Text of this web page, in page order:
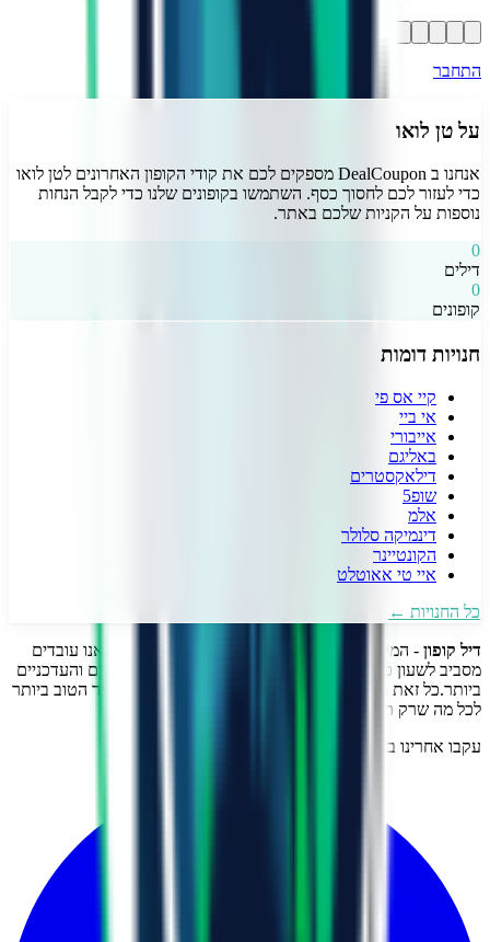
התחבר
על טן לואו
אנחנו ב DealCoupon מספקים לכם את קודי הקופון האחרונים ל
טן לואו
כדי לעזור לכם לחסוך כסף. השתמשו בקופונים שלנו כדי לקבל הנחות
נוספות על הקניות שלכם באתר.
0
דילים
0
קופונים
חנויות דומות
קיי אס פי
אי ביי
אייבורי
באליגם
דילאקסטרים
שופ5
אלמ
דינמיקה סלולר
הקונטיינר
איי טי אאוטלט
כל החנויות ←
דיל קופון - המקום הכי עדכני למציאת כל קופון שרק תרצו!
אנו עובדים
מסביב לשעון כדי לצוד עבורכם את הדילים והקופונים השווים והעדכניים
ביותר.כל זאת רק מסיבה אחת, כדי שתוכלו לקבל את המחיר הטוב ביותר
לכל מה שרק תרצו.
עקבו אחרינו ברשתות החברתיות!